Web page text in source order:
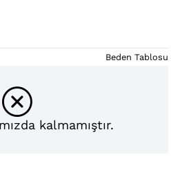
kalmamıştır.
Beden Tablosu